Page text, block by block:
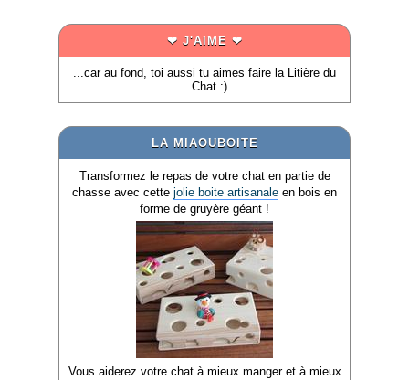
❤ J'AIME ❤
...car au fond, toi aussi tu aimes faire la Litière du
Chat :)
LA MIAOUBOITE
Transformez le repas de votre chat en partie de
chasse avec cette jolie boite artisanale en bois en
forme de gruyère géant !
Vous aiderez votre chat à mieux manger et à mieux